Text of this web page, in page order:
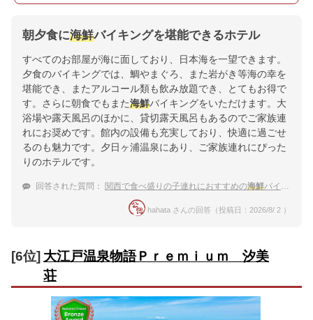
朝夕食に海鮮バイキングを堪能できるホテル
すべてのお部屋が海に面しており、日本海を一望できます。
夕食のバイキングでは、鯛やまぐろ、また岩がき等海の幸を
堪能でき、またアルコール類も飲み放題でき、とてもお得で
す。さらに朝食でもまた海鮮バイキングをいただけます。大
浴場や露天風呂のほかに、貸切露天風呂もあるのでご家族連
れにお奨めです。館内の設備も充実しており、快適に過ごせ
るのも魅力です。夕日ヶ浦温泉にあり、ご家族連れにぴった
りのホテルです。
回答された質問： 関西で食べ盛りの子連れにおすすめの海鮮バイキングがある温泉宿は？
hahata さんの回答（投稿日：2026/8/ 2 ）
[6位] 大江戸温泉物語Ｐｒｅｍｉｕｍ 汐美
荘